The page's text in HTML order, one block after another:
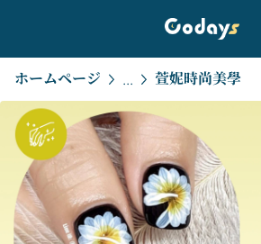
ホームページ ... 萱妮時尚美學